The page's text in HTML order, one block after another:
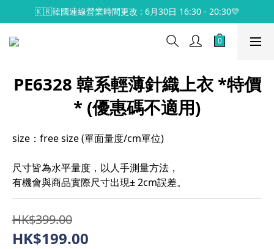
🇰🇷韓國連線營業時間更改 : 6月30日 16:30 - 20:30💛
PE6328 韓系輕薄針織上衣 *特價
* (優惠碼不適用)
size：free size (單面量度/cm單位)
尺寸皆為水平量度，以人手測量方法，
有機會與商品實際尺寸出現± 2cm誤差。
HK$399.00
HK$199.00